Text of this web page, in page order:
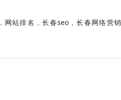
， 网站排名 ，长春seo，长春网络营销